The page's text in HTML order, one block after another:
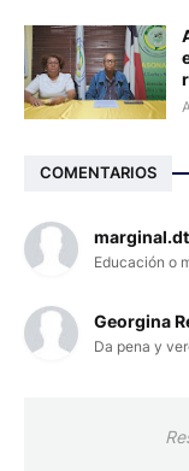
COMENTARIOS
Educación o
Georgina
Da pena y